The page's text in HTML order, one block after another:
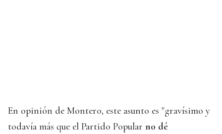
En opinión de Montero, este asunto es "gravísimo y
todavía más que el Partido Popular no dé